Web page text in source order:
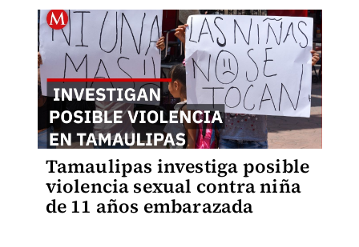
Tamaulipas investiga posible
violencia sexual contra niña
de 11 años embarazada